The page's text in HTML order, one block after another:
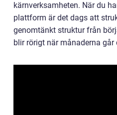
kärnverksamheten. När du
plattform är det dags att
genomtänkt struktur från
blir rörigt när månaderna